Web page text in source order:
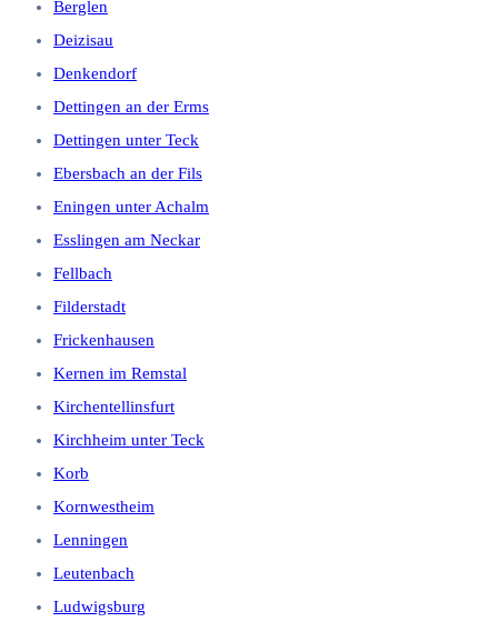
Berglen
Deizisau
Denkendorf
Dettingen an der Erms
Dettingen unter Teck
Ebersbach an der Fils
Eningen unter Achalm
Esslingen am Neckar
Fellbach
Filderstadt
Frickenhausen
Kernen im Remstal
Kirchentellinsfurt
Kirchheim unter Teck
Korb
Kornwestheim
Lenningen
Leutenbach
Ludwigsburg